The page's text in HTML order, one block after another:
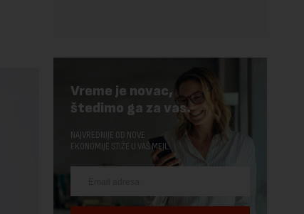
Vreme je novac,
štedimo ga za vas.
NAJVREDNIJE OD NOVE
EKONOMIJE STIŽE U VAŠ MEJL.